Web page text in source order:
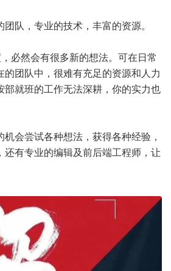
队，专业的技术，丰富的资源。
必然会有很多新的想法。可在日常
的团队中，很难有充足的资源和人力
部就班的工作无法深耕，你的实力也
会尝试各种想法，获得各种经验，
还有专业的编辑及前后端工程师，让